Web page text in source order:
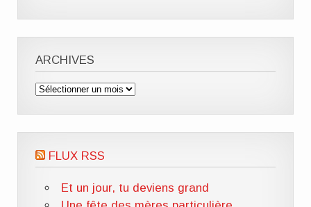
ARCHIVES
Archives
FLUX RSS
Et un jour, tu deviens grand